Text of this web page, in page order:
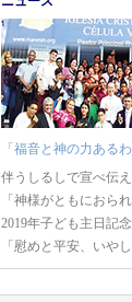
「福音と神の力ある
伴うしるしで宣べ伝
「神様がともにおら
2019年子ども主日記
「慰めと平安、いや